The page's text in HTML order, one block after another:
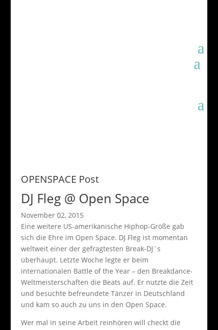
OPENSPACE Post
DJ Fleg @ Open Space
November 02, 2015
Eine weitere US-amerikanische Hiphop-Größe gab
sich die Ehre im Open Space. DJ Fleg ist momentan
weltweit einer der gefragtesten Break-DJ´s
überhaupt. Letzte Woche legte er beim
internationalen Battle of the Year – den Breakdance-
Weltmeisterschaften die Beats auf. Er nutzte die Zeit
und besuchte befreundete Tänzer in Deutschland
und kam so auch zu uns in den Open Space.
Wer mal in seine Arbeit reinhören will checkt die